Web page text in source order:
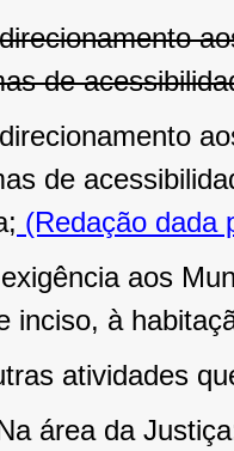
de
de
(Redação dada
aos
inciso, à
atividades
área da